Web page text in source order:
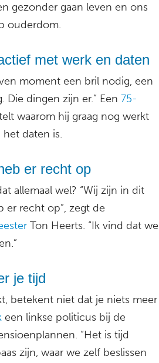
gezonder gaan leven en ons
ouderdom.
met werk en daten
moment een bril nodig, een
Die dingen zijn er.” Een 75-
waarom hij graag nog werkt
daten is.
er recht op
allemaal wel? “Wij zijn in dit
er recht op”, zegt de
Ton Heerts. “Ik vind dat we
je tijd
betekent niet dat je niets meer
een linkse politicus bij de
“Het is tijd
zijn, waar we zelf beslissen